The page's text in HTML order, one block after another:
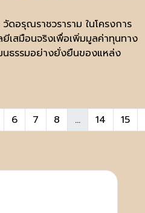
อรุณราชวราราม ในโครงการ
ยีเสมือนจริงเพื่อเพิ่มมูลค่าทุนทาง
ธรรมอย่างยั่งยืนของแหล่ง
าม ราชวรมหาวิหาร”
6 7 8 ... 14 15